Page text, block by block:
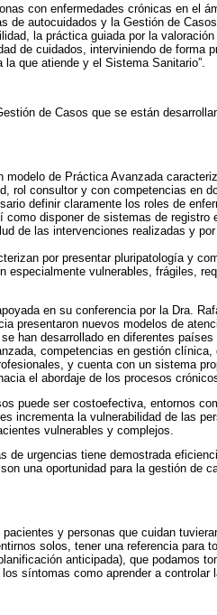
con enfermedades crónicas en el
autocuidados y la Gestión de
la práctica guiada por la
de cuidados, interviniendo de forma
que atiende y el Sistema Sanitario”.
de Casos que se están
de Práctica Avanzada
rol consultor y con competencias en
definir claramente los roles de
disponer de sistemas de registro
de las intervenciones realizadas y
por presentar pluripatología y
vulnerables, frágiles,
en su conferencia por la Dra.
presentaron nuevos modelos de
han desarrollado en diferentes
competencias en gestión
y cuenta con un sistema
el abordaje de los procesos
puede ser costoefectiva, entornos
incrementa la vulnerabilidad de las
vulnerables y complejos.
de urgencias tiene demostrada
una oportunidad para la gestión de
y personas que cuidan
solos, tener una referencia para
anticipada), que podamos
síntomas como aprender a controlar